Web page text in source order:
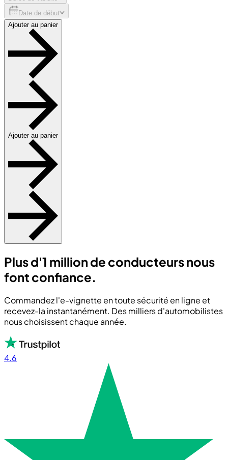
Date de début
Ajouter au panier
Ajouter au panier
Plus d'1 million de conducteurs nous
font confiance.
Commandez l'e-vignette en toute sécurité en ligne et
recevez-la instantanément. Des milliers d'automobilistes
nous choisissent chaque année.
4.6